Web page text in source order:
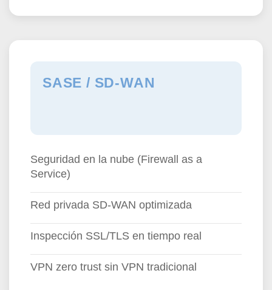
SASE / SD-WAN
Seguridad en la nube (Firewall as a
Service)
Red privada SD-WAN optimizada
Inspección SSL/TLS en tiempo real
VPN zero trust sin VPN tradicional